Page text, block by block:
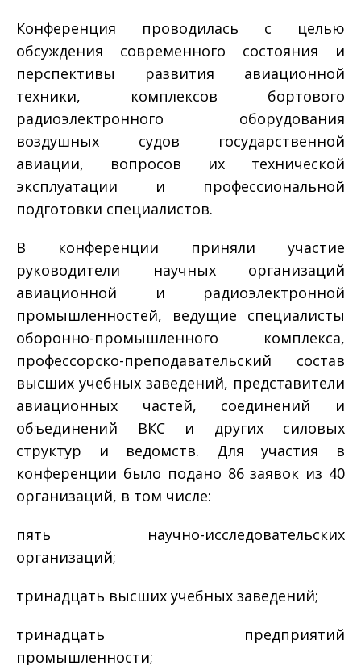
Конференция проводилась с целью
обсуждения современного состояния и
перспективы развития авиационной
техники, комплексов бортового
радиоэлектронного оборудования
воздушных судов государственной
авиации, вопросов их технической
эксплуатации и профессиональной
подготовки специалистов.
В конференции приняли участие
руководители научных организаций
авиационной и радиоэлектронной
промышленностей, ведущие специалисты
оборонно-промышленного комплекса,
профессорско-преподавательский состав
высших учебных заведений, представители
авиационных частей, соединений и
объединений ВКС и других силовых
структур и ведомств. Для участия в
конференции было подано 86 заявок из 40
организаций, в том числе:
пять научно-исследовательских
организаций;
тринадцать высших учебных заведений;
тринадцать предприятий
промышленности;